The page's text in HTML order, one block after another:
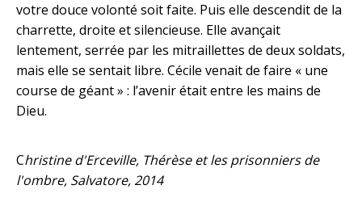
votre douce volonté soit faite. Puis elle descendit de la
charrette, droite et silencieuse. Elle avançait
lentement, serrée par les mitraillettes de deux soldats,
mais elle se sentait libre. Cécile venait de faire « une
course de géant » : l’avenir était entre les mains de
Dieu.
Christine d'Erceville, Thérèse et les prisonniers de
l'ombre, Salvatore, 2014